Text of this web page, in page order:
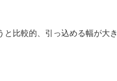
比較的、引っ込める幅が大